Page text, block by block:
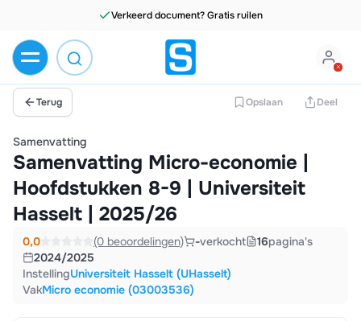
Verkeerd document? Gratis ruilen
Terug Opslaan Deel
Samenvatting
Samenvatting Micro-economie |
Hoofdstukken 8-9 | Universiteit
Hasselt | 2025/26
0,0 (0 beoordelingen) -verkocht 16pagina's
2024/2025
InstellingUniversiteit Hasselt (UHasselt)
VakMicro economie (03003536)